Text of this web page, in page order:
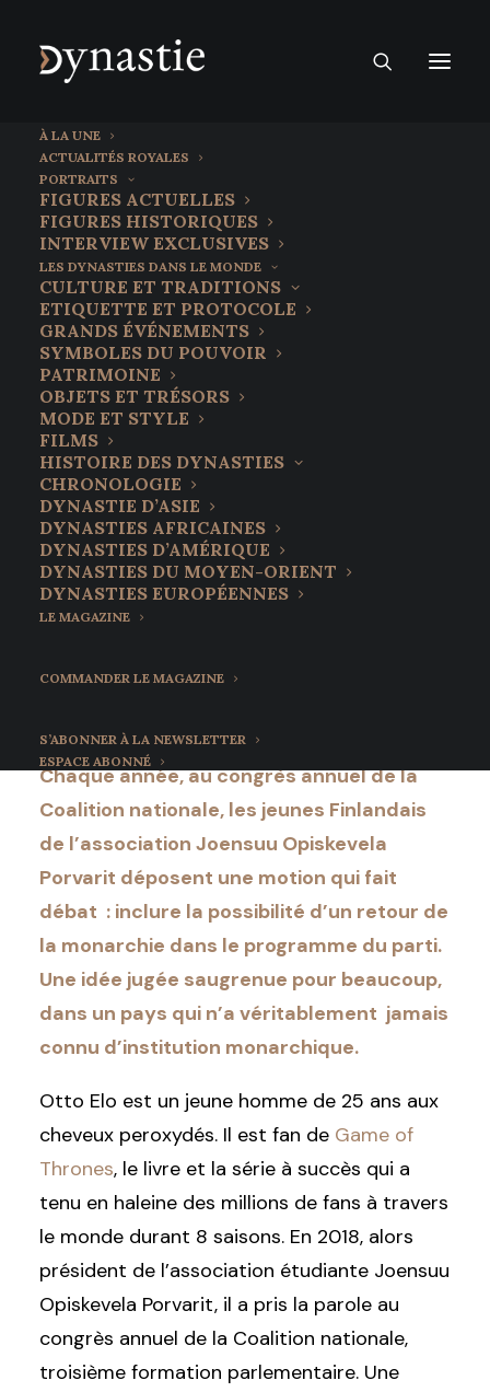
À LA UNE
ACTUALITÉS ROYALES
PORTRAITS
FIGURES ACTUELLES
FIGURES HISTORIQUES
INTERVIEW EXCLUSIVES
LES DYNASTIES DANS LE MONDE
CULTURE ET TRADITIONS
ETIQUETTE ET PROTOCOLE
GRANDS ÉVÉNEMENTS
SYMBOLES DU POUVOIR
PATRIMOINE
OBJETS ET TRÉSORS
MODE ET STYLE
FILMS
HISTOIRE DES DYNASTIES
CHRONOLOGIE
DYNASTIE D’ASIE
DYNASTIES AFRICAINES
DYNASTIES D’AMÉRIQUE
DYNASTIES DU MOYEN-ORIENT
DYNASTIES EUROPÉENNES
LE MAGAZINE
COMMANDER LE MAGAZINE
S’ABONNER À LA NEWSLETTER
ESPACE ABONNÉ
Les jeunes Finlandais
du Joensuu Opiskevela
Porvarit demandent le
retour de la monarchie
19 août 2022
Chaque année, au congrès annuel de la
Coalition nationale, les jeunes Finlandais
de l’association Joensuu Opiskevela
Porvarit déposent une motion qui fait
débat : inclure la possibilité d’un retour de
la monarchie dans le programme du parti.
Une idée jugée saugrenue pour beaucoup,
dans un pays qui n’a véritablement jamais
connu d’institution monarchique.
Otto Elo est un jeune homme de 25 ans aux
cheveux peroxydés. Il est fan de Game of
Thrones, le livre et la série à succès qui a
tenu en haleine des millions de fans à travers
le monde durant 8 saisons. En 2018, alors
président de l’association étudiante Joensuu
Opiskevela Porvarit, il a pris la parole au
congrès annuel de la Coalition nationale,
troisième formation parlementaire. Une